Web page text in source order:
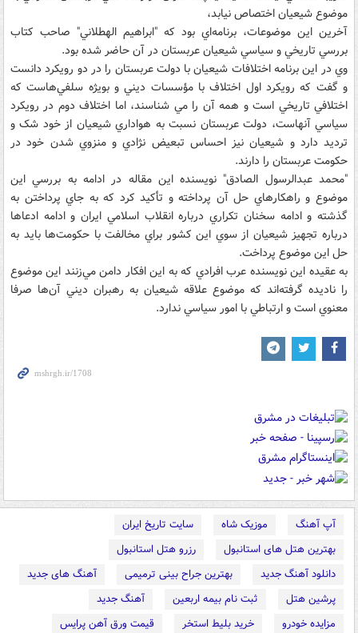
موضوع شيعيان اختصاص نيابد،
آخرين اين موضوعات، برنامه‌اي بود که "ابراهيم الهطلاني" صاحب کتاب
بررسي تاريخي و سياسي شيعيان عربستان در آن حاضر شده بود.
وي در اين برنامه اختلافات شيعيان با دولت عربستان را در دو رويکرد دانست
و گفت که رويکرد اول اختلاف با مؤسسات ديني و بويژه سلفي‌هاست که
اختلافي تاريخي است و همه آن را مي شناسند، اما اختلاف دوم در رويکرد
سياسي آنهاست، دولت عربستان نسبت به هواداري شيعيان از خود شک و
ترديد دارد و شيعيان نيز احساس تبعيض نژادي و منزوي شدن خود در
حکومت عربستان را دارند.
"محمد عبدالرسول الصادق" نويسنده اين مقاله در ادامه به بررسي اين
موضوع و راهکارهاي حل آن پرداخته و تأکيد کرد که به جاي پرداختن به
گذشته و ادامه سخنان تکراري درباره انقلاب اسلامي ايران و ادامه ادعاها
درباره تجهيز شيعيان از سوي اين کشور براي مخالفت با حکومت‌ها بايد به
حل اين موضوع پرداخت.
به عقيده اين نويسنده عرب افرادي که به اين افکار دامن مي‌زنند اين موضوع
را ناديده گرفته‌اند که موضوع علاقه شيعيان به رهبران ديني آن‌ها صرفا
معنوي است و ارتباطي با امور سياسي ندارد.
آپ آهنگ موزیک شاه
سایت تاریخ ایران
بهترین هتل های استانبول
رزرو هتل استانبول
دانلود آهنگ جدید
بهترین جراح بینی ترمیمی
آهنگ های جدید
پرشین هتل
ثبت نام بیمه اربعین
آهنگ جدید
مزایده خودرو
خرید بلیط استخر
قیمت ورق آهن پرایس